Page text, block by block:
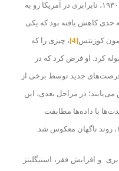
) در دهه ۱۹۳۰، نابرابری در آمریکا رو به
۱۹۵۰، نابرابری به حدی کاهش یافته بود که یکی
کوزنتس[4]
، چیزی را که
کرد. او فرض کرد که در
فرصت‌های جدید توسط برخی از
در مراحل بعدی، این
با داده‌ها مطابقت
و افزایش فقر، ​​استیگلیتز